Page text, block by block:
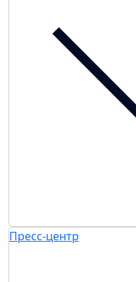
Пресс-центр